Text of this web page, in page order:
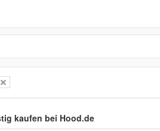
kaufen bei Hood.de